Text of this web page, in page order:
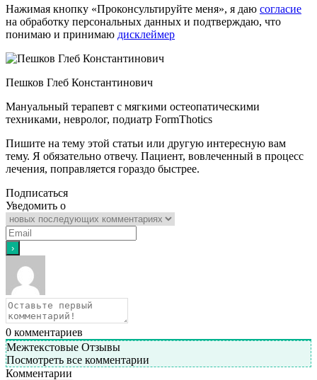
Нажимая кнопку «Проконсультируйте меня», я даю согласие
на обработку персональных данных и подтверждаю, что
понимаю и принимаю дисклеймер
Пешков Глеб Константинович
Мануальный терапевт с мягкими остеопатическими
техниками, невролог, подиатр FormThotics
Пишите на тему этой статьи или другую интересную вам
тему. Я обязательно отвечу. Пациент, вовлеченный в процесс
лечения, поправляется гораздо быстрее.
Подписаться
Уведомить о
0 комментариев
Межтекстовые Отзывы
Посмотреть все комментарии
Комментарии